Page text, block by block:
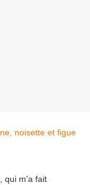
qui m'a fait